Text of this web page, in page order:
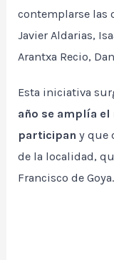
contemplarse las
Javier Aldarias,
Arantxa Recio,
Esta iniciativa
año se amplía
participan y que
de la localidad,
Francisco de Goya.